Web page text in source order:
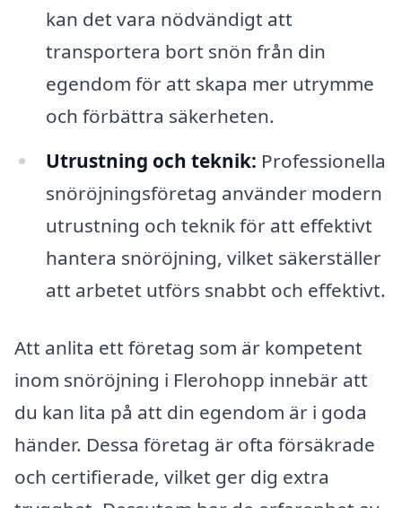
kan det vara nödvändigt att
transportera bort snön från din
egendom för att skapa mer utrymme
och förbättra säkerheten.
Utrustning och teknik: Professionella
snöröjningsföretag använder modern
utrustning och teknik för att effektivt
hantera snöröjning, vilket säkerställer
att arbetet utförs snabbt och effektivt.
Att anlita ett företag som är kompetent
inom snöröjning i Flerohopp innebär att
du kan lita på att din egendom är i goda
händer. Dessa företag är ofta försäkrade
och certifierade, vilket ger dig extra